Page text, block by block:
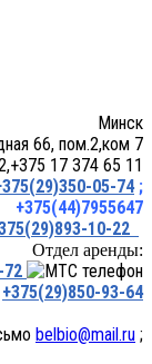
66, пом.2,ком 7
17 374 65 11
05-74 ;
+375(44)7955647
10-22
Отдел аренды:
72
+375(29)850-93-64
belbio@mail.ru ;